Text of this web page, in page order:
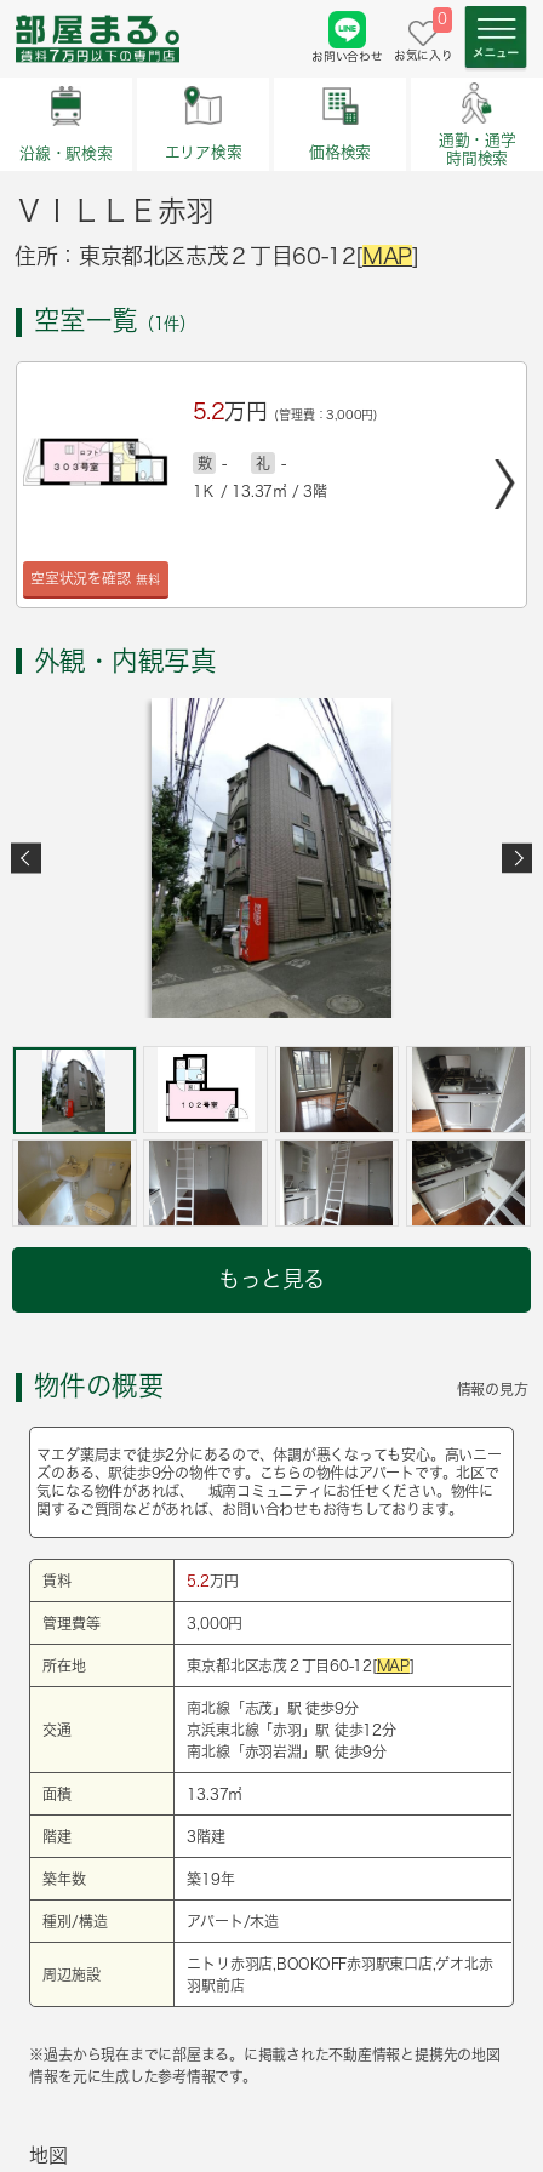
お問い合わせ
0
お気に入り
沿線・駅検索 エリア検索 価格検索
通勤・通学
時間検索
ＶＩＬＬＥ赤羽
住所：東京都北区志茂２丁目60-12[MAP]
空室一覧 （1件）
空室状況を確認 無料
5.2万円 (管理費：3,000円)
敷 - 礼
-
1Ｋ / 13.37㎡ / 3階
外観・内観写真
もっと見る
物件の概要 情報の見方
マエダ薬局まで徒歩2分にあるので、体調が悪くなっても安心。高いニー
ズのある、駅徒歩9分の物件です。こちらの物件はアパートです。北区で
気になる物件があれば、 城南コミュニティにお任せください。物件に
関するご質問などがあれば、お問い合わせもお待ちしております。
賃料 5.2 万円
管理費等 3,000円
所在地 東京都北区志茂２丁目60-12[ MAP]
交通
南北線 「 志茂 」駅 徒歩9分
京浜東北線 「赤羽 」駅 徒歩12分
南北線 「 赤羽岩淵 」駅 徒歩9分
面積 13.37㎡
階建 3階建
築年数 築19年
種別/構造 アパート/木造
周辺施設
ニトリ赤羽店,BOOKOFF赤羽駅東口店,ゲオ北赤
羽駅前店
※過去から現在までに部屋まる。に掲載された不動産情報と提携先の地図
情報を元に生成した参考情報です。
地図